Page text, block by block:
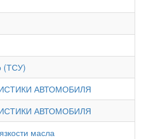
(ТСУ)
АВТОМОБИЛЯ
АВТОМОБИЛЯ
масла